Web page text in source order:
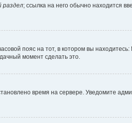
раздел; ссылка на него обычно находится
пояс на тот, в котором вы находитесь:
момент сделать это.
время на сервере. Уведомите